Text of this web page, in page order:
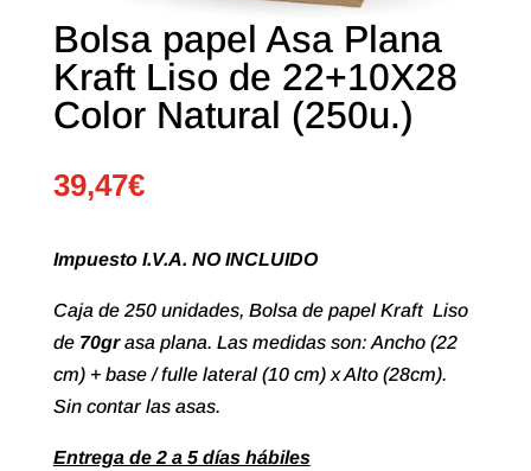
Bolsa papel Asa Plana
Kraft Liso de 22+10X28
Color Natural (250u.)
39,47€
Impuesto I.V.A. NO INCLUIDO
Caja de 250 unidades, Bolsa de papel Kraft Liso
de 70grasa plana. Las medidas son: Ancho (22
cm) + base / fulle lateral (10 cm) x Alto (28cm).
Sin contar las asas.
Entrega de 2 a 5 días hábiles